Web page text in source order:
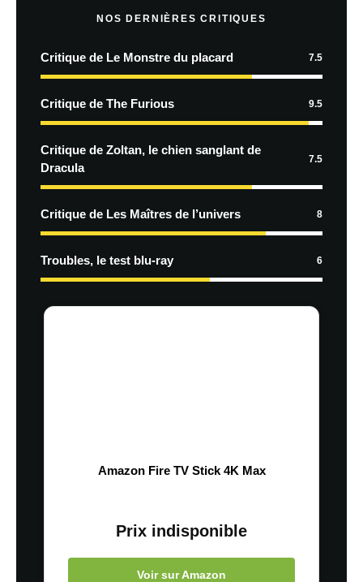
NOS DERNIÈRES CRITIQUES
Critique de Le Monstre du placard 7.5
Critique de The Furious 9.5
Critique de Zoltan, le chien sanglant de
Dracula
7.5
Critique de Les Maîtres de l’univers 8
Troubles, le test blu-ray 6
Amazon Fire TV Stick 4K Max
Prix indisponible
Voir sur Amazon